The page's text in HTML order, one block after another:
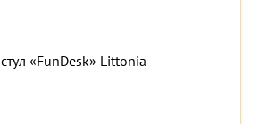
«FunDesk» Littonia